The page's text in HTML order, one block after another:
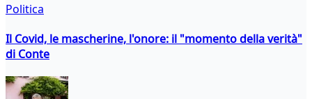
Politica
Il Covid, le mascherine, l'onore: il "momento della verità"
di Conte